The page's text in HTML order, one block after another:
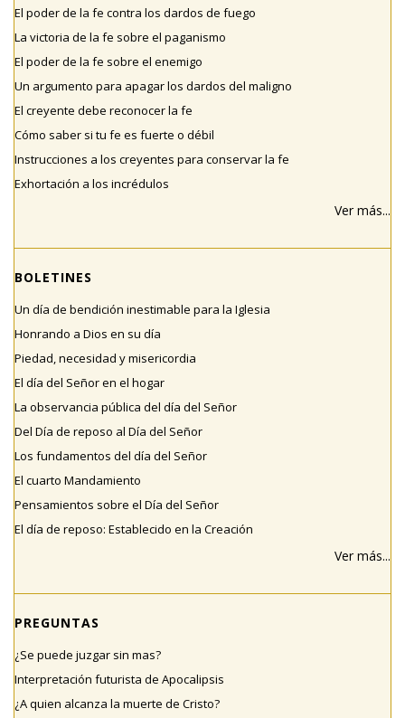
El poder de la fe contra los dardos de fuego
La victoria de la fe sobre el paganismo
El poder de la fe sobre el enemigo
Un argumento para apagar los dardos del maligno
El creyente debe reconocer la fe
Cómo saber si tu fe es fuerte o débil
Instrucciones a los creyentes para conservar la fe
Exhortación a los incrédulos
Ver más...
BOLETINES
Un día de bendición inestimable para la Iglesia
Honrando a Dios en su día
Piedad, necesidad y misericordia
El día del Señor en el hogar
La observancia pública del día del Señor
Del Día de reposo al Día del Señor
Los fundamentos del día del Señor
El cuarto Mandamiento
Pensamientos sobre el Día del Señor
El día de reposo: Establecido en la Creación
Ver más...
PREGUNTAS
¿Se puede juzgar sin mas?
Interpretación futurista de Apocalipsis
¿A quien alcanza la muerte de Cristo?